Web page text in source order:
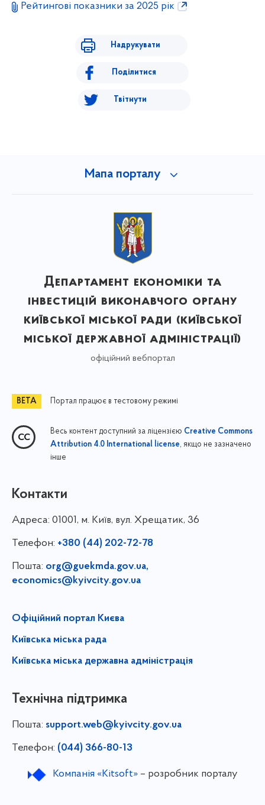
Рейтингові показники за 2025 рік
Надрукувати
Поділитися
Твітнути
Мапа порталу
Департамент економіки та
інвестицій виконавчого органу
київської міської ради (київської
міської державної адміністрації)
офіційний вебпортал
Портал працює в тестовому режимі
Весь контент доступний за ліцензією Creative Commons
Attribution 4.0 International license, якщо не зазначено
інше
Контакти
Адреса: 01001, м. Київ, вул. Хрещатик, 36
Телефон: +380 (44) 202-72-78
Пошта: org@guekmda.gov.ua,
economics@kyivcity.gov.ua
Офіційний портал Києва
Київська міська рада
Київська міська державна адміністрація
Технічна підтримка
Пошта: support.web@kyivcity.gov.ua
Телефон: (044) 366-80-13
Компанія «Kitsoft»– розробник порталу